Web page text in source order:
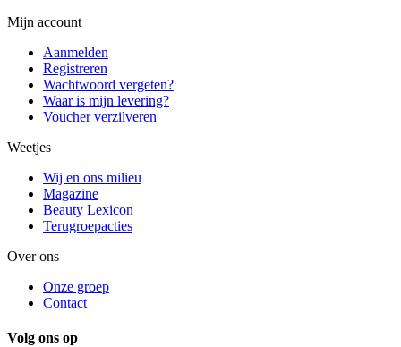
Mijn account
Aanmelden
Registreren
Wachtwoord vergeten?
Waar is mijn levering?
Voucher verzilveren
Weetjes
Wij en ons milieu
Magazine
Beauty Lexicon
Terugroepacties
Over ons
Onze groep
Contact
Volg ons op